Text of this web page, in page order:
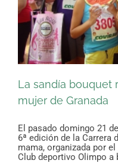
La sandía bouquet
mujer de Granada
El pasado domingo 21
6ª edición de la Carrera
mama, organizada por
Club deportivo Olimpo a